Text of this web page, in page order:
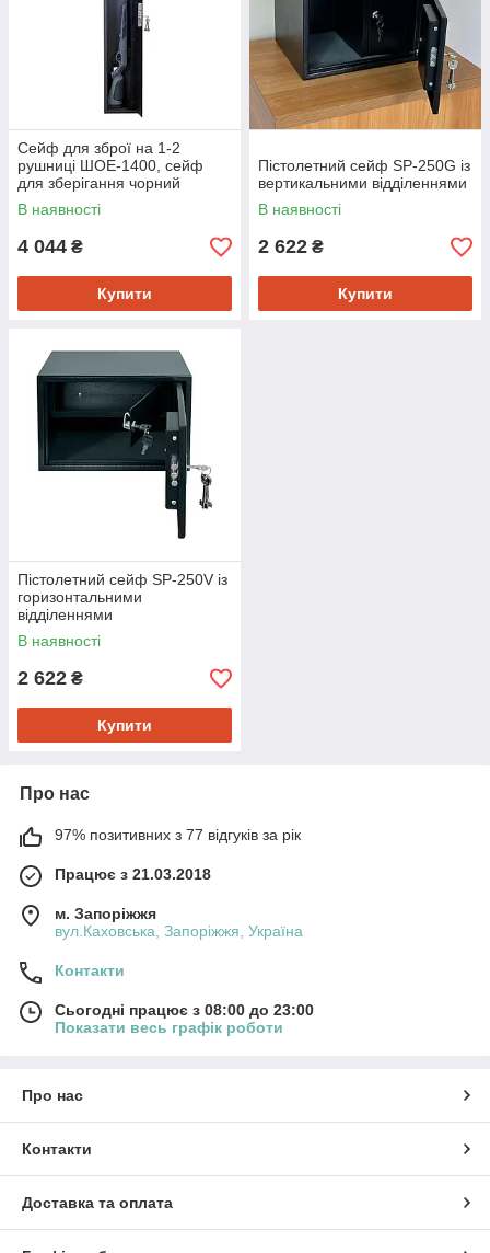
Сейф для зброї на 1-2
рушниці ШОЕ-1400, сейф
для зберігання чорний
В наявності
4 044 ₴
Купити
Пістолетний сейф SP-250G із
вертикальними відділеннями
В наявності
2 622 ₴
Купити
Пістолетний сейф SP-250V із
горизонтальними
відділеннями
В наявності
2 622 ₴
Купити
Про нас
97% позитивних з 77 відгуків за рік
Працює з 21.03.2018
м. Запоріжжя
вул.Каховська, Запоріжжя, Україна
Контакти
Сьогодні працює з 08:00 до 23:00
Показати весь графік роботи
Про нас
Контакти
Доставка та оплата